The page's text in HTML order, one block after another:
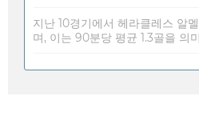
지난 10경기에서 헤라클레스 알
며, 이는 90분당 평균 1.3골을 의